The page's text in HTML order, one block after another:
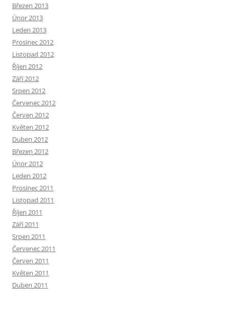
Březen 2013
Únor 2013
Leden 2013
Prosinec 2012
Listopad 2012
Říjen 2012
Září 2012
Srpen 2012
Červenec 2012
Červen 2012
Květen 2012
Duben 2012
Březen 2012
Únor 2012
Leden 2012
Prosinec 2011
Listopad 2011
Říjen 2011
Září 2011
Srpen 2011
Červenec 2011
Červen 2011
Květen 2011
Duben 2011